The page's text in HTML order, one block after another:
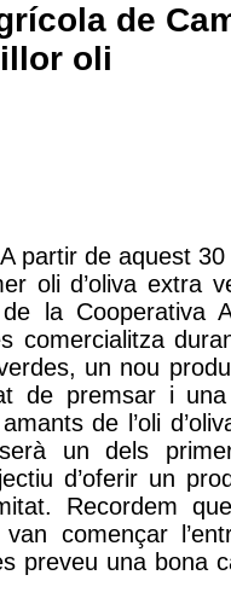
de
oli
partir de aquest
oli d’oliva extra
la Cooperativa
comercialitza
un nou
de premsar i
de l’oli
un dels
d’oferir un
Recordem
començar
preveu una bona